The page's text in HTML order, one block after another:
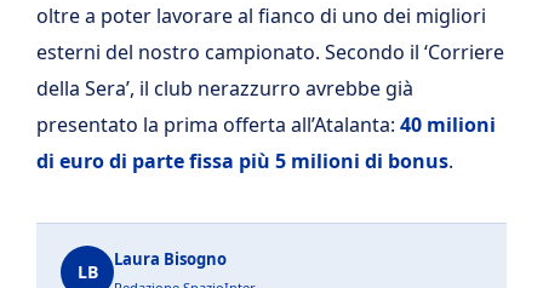
oltre a poter lavorare al fianco di uno dei migliori
esterni del nostro campionato. Secondo il ‘Corriere
della Sera’, il club nerazzurro avrebbe già
presentato la prima offerta all’Atalanta: 40 milioni
di euro di parte fissa più 5 milioni di bonus.
LB
Laura Bisogno